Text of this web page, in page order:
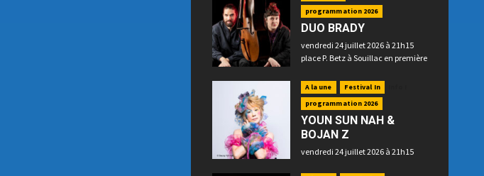
jeudi 23 juillet 2026 à 21h15 place
P. Betz à Souillac
programmation 2026
DUO BRADY
vendredi 24 juillet 2026 à 21h15
place P. Betz à Souillac en première
A la une Festival In
programmation 2026
YOUN SUN NAH &
BOJAN Z
vendredi 24 juillet 2026 à 21h15